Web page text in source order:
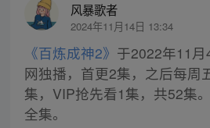
风暴歌者
2024年11月14日 13:34
《百炼成神2》 于2022年11
网独播，首更2集，之后每周
集，VIP抢先看1集，共52集
全集。